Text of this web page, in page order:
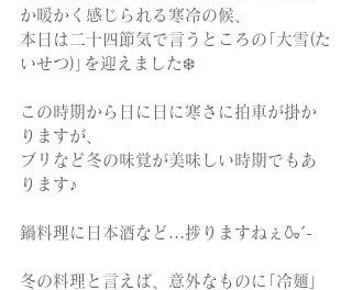
か暖かく感じられる寒冷の候、
本日は二十四節気で言うところの｢大雪(た
いせつ)｣を迎えました❄️
この時期から日に日に寒さに拍車が掛か
りますが、
ブリなど冬の味覚が美味しい時期でもあ
ります♪
鍋料理に日本酒など…捗りますねぇ🍶´-
冬の料理と言えば、意外なものに｢冷麺｣